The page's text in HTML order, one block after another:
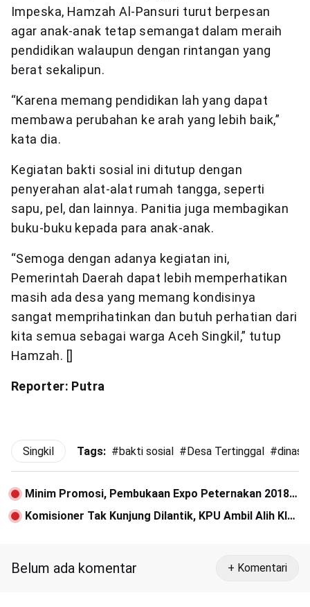
Impeska, Hamzah Al-Pansuri turut berpesan
agar anak-anak tetap semangat dalam meraih
pendidikan walaupun dengan rintangan yang
berat sekalipun.
“Karena memang pendidikan lah yang dapat
membawa perubahan ke arah yang lebih baik,”
kata dia.
Kegiatan bakti sosial ini ditutup dengan
penyerahan alat-alat rumah tangga, seperti
sapu, pel, dan lainnya. Panitia juga membagikan
buku-buku kepada para anak-anak.
“Semoga dengan adanya kegiatan ini,
Pemerintah Daerah dapat lebih memperhatikan
masih ada desa yang memang kondisinya
sangat memprihatinkan dan butuh perhatian dari
kita semua sebagai warga Aceh Singkil,” tutup
Hamzah. []
Reporter: Putra
Singkil Tags: #bakti sosial #Desa Tertinggal #dinas
Minim Promosi, Pembukaan Expo Peternakan 2018
di Agara Sepi Pengunjung
Komisioner Tak Kunjung Dilantik, KPU Ambil Alih KIP
Belum ada komentar + Komentari